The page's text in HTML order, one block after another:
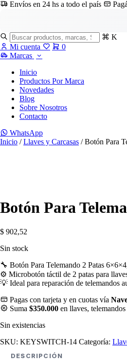
Envíos en 24 hs a todo el país
⌘ K
Mi cuenta
0
Marcas
Inicio
Productos Por Marca
Novedades
Blog
Sobre Nosotros
Contacto
WhatsApp
Inicio /Llaves y Carcasas / Botón Para
Botón Para
$ 902,52
Sin stock
🔧 Botón Para Telemando 2 Patas
⚙️ Microbotón táctil de 2 patas para
💡 Ideal para reparación de telemandos
Pagas con tarjeta y en cuotas vía
Suma $350.000 en llaves,
Sin existencias
SKU: KEYSWITCH-14 Categoría:
DESCRIPCIÓN